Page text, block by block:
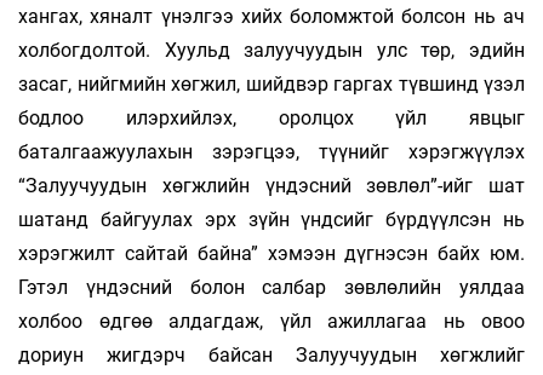
хангах, хяналт үнэлгээ хийх боломжтой болсон нь ач
холбогдолтой. Хуульд залуучуудын улс төр, эдийн
засаг, нийгмийн хөгжил, шийдвэр гаргах түвшинд үзэл
бодлоо илэрхийлэх, оролцох үйл явцыг
баталгаажуулахын зэрэгцээ, түүнийг хэрэгжүүлэх
“Залуучуудын хөгжлийн үндэсний зөвлөл”-ийг шат
шатанд байгуулах эрх зүйн үндсийг бүрдүүлсэн нь
хэрэгжилт сайтай байна” хэмээн дүгнэсэн байх юм.
Гэтэл үндэсний болон салбар зөвлөлийн уялдаа
холбоо өдгөө алдагдаж, үйл ажиллагаа нь овоо
дориун жигдэрч байсан Залуучуудын хөгжлийг